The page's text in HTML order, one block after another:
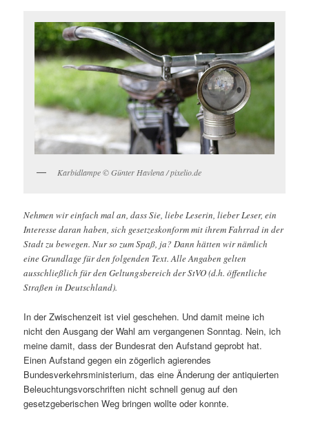
Karbidlampe © Günter Havlena / pixelio.de
Nehmen wir einfach mal an, dass Sie, liebe Leserin, lieber Leser, ein
Interesse daran haben, sich gesetzeskonform mit ihrem Fahrrad in der
Stadt zu bewegen. Nur so zum Spaß, ja? Dann hätten wir nämlich
eine Grundlage für den folgenden Text. Alle Angaben gelten
ausschließlich für den Geltungsbereich der StVO (d.h. öffentliche
Straßen in Deutschland).
In der Zwischenzeit ist viel geschehen. Und damit meine ich
nicht den Ausgang der Wahl am vergangenen Sonntag. Nein, ich
meine damit, dass der Bundesrat den Aufstand geprobt hat.
Einen Aufstand gegen ein zögerlich agierendes
Bundesverkehrsministerium, das eine Änderung der antiquierten
Beleuchtungsvorschriften nicht schnell genug auf den
gesetzgeberischen Weg bringen wollte oder konnte.